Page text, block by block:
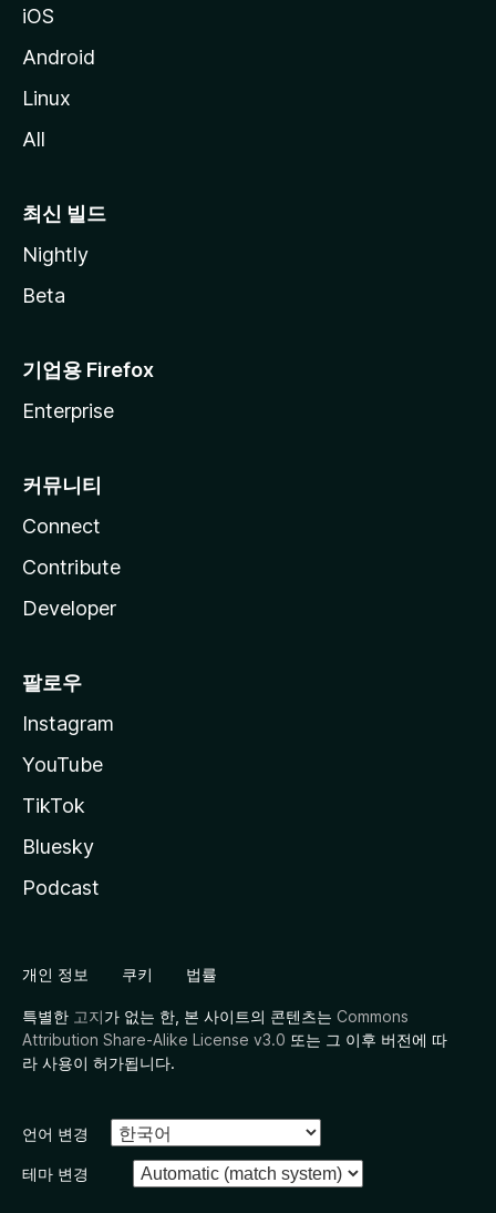
iOS
Android
Linux
All
최신 빌드
Nightly
Beta
기업용 Firefox
Enterprise
커뮤니티
Connect
Contribute
Developer
팔로우
Instagram
YouTube
TikTok
Bluesky
Podcast
개인 정보 쿠키 법률
특별한 고지가 없는 한, 본 사이트의 콘텐츠는 Commons
Attribution Share-Alike License v3.0 또는 그 이후 버전에 따
라 사용이 허가됩니다.
언어 변경
테마 변경